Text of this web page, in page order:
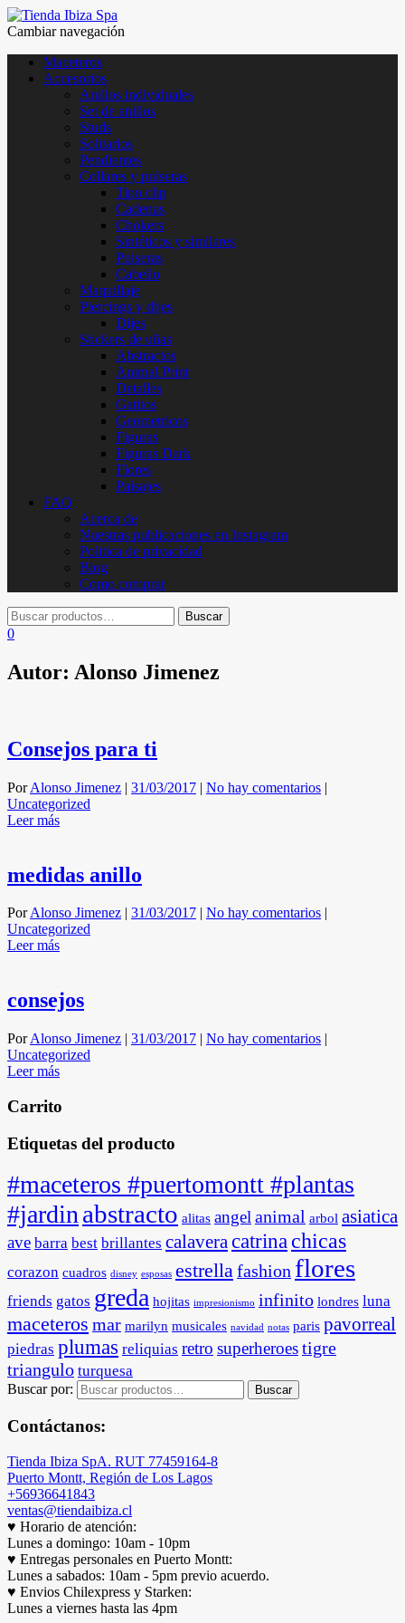
Cambiar navegación
Maceteros
Accesorios
Anillos individuales
Set de anillos
Studs
Solitarios
Pendientes
Collares y pulseras
Tipo clip
Cadenas
Chokers
Sintéticos y similares
Pulseras
Cabello
Maquillaje
Piercings y dijes
Dijes
Stickers de uñas
Abstractos
Animal Print
Detalles
Gatitos
Geometricos
Figuras
Figuras Dark
Flores
Paisajes
FAQ
Acerca de
Nuestras publicaciones en Instagram
Politica de privacidad
Blog
Como comprar
0
Autor: Alonso Jimenez
Consejos para ti
PorAlonso Jimenez | 31/03/2017 | No hay comentarios |
Uncategorized
Leer más
medidas anillo
PorAlonso Jimenez | 31/03/2017 | No hay comentarios |
Uncategorized
Leer más
consejos
PorAlonso Jimenez | 31/03/2017 | No hay comentarios |
Uncategorized
Leer más
Carrito
Etiquetas del producto
#maceteros #puertomontt #plantas
#jardinabstracto alitas angelanimal arbol asiatica
ave barra best brillantes calaveracatrina chicas
corazon cuadros disney esposas estrellafashion flores
friends gatos greda hojitas impresionismo infinito londres luna
maceteros mar marilyn musicales navidad notas paris pavorreal
piedras plumas reliquias retro superheroestigre
triangulo turquesa
Buscar por: Buscar
Contáctanos:
Tienda Ibiza SpA. RUT 77459164-8
Puerto Montt, Región de Los Lagos
+56936641843
ventas@tiendaibiza.cl
♥ Horario de atención:
Lunes a domingo: 10am - 10pm
♥ Entregas personales en Puerto Montt:
Lunes a sabados: 10am - 5pm previo acuerdo.
♥ Envios Chilexpress y Starken:
Lunes a viernes hasta las 4pm